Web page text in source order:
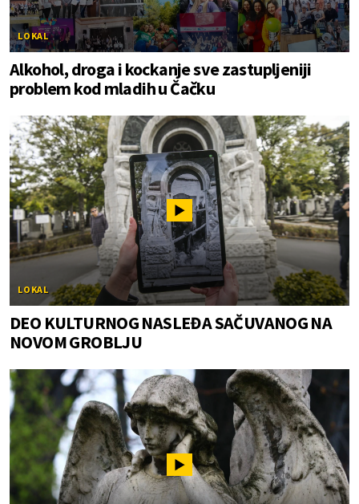
LOKAL
Alkohol, droga i kockanje sve zastupljeniji
problem kod mladih u Čačku
LOKAL
DEO KULTURNOG NASLEĐA SAČUVANOG NA
NOVOM GROBLJU